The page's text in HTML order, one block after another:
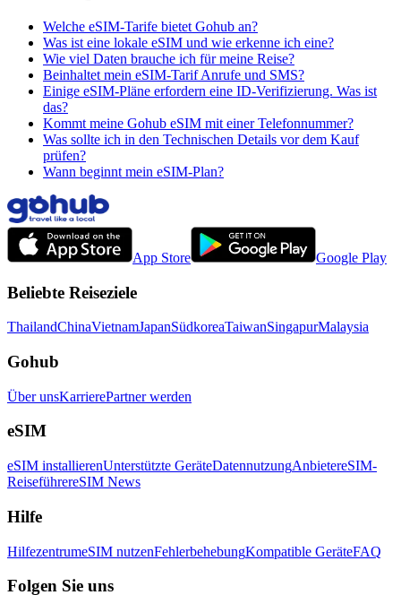
Welche eSIM-Tarife bietet Gohub an?
Was ist eine lokale eSIM und wie erkenne ich eine?
Wie viel Daten brauche ich für meine Reise?
Beinhaltet mein eSIM-Tarif Anrufe und SMS?
Einige eSIM-Pläne erfordern eine ID-Verifizierung. Was ist
das?
Kommt meine Gohub eSIM mit einer Telefonnummer?
Was sollte ich in den Technischen Details vor dem Kauf
prüfen?
Wann beginnt mein eSIM-Plan?
App Store Google Play
Beliebte Reiseziele
ThailandChinaVietnamJapanSüdkoreaTaiwanSingapurMalaysia
Gohub
Über unsKarrierePartner werden
eSIM
eSIM installierenUnterstützte GeräteDatennutzungAnbietereSIM-
ReiseführereSIM News
Hilfe
HilfezentrumeSIM nutzenFehlerbehebungKompatible GeräteFAQ
Folgen Sie uns